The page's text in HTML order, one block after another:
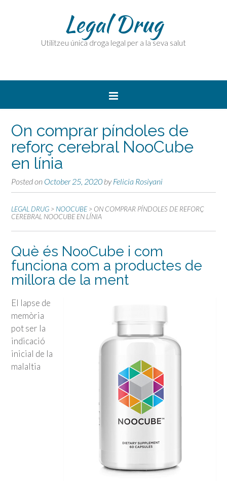
Legal Drug
Utilitzeu única droga legal per a la seva salut
On comprar píndoles de
reforç cerebral NooCube
en línia
Posted on October 25, 2020 byFelicia Rosiyani
LEGAL DRUG > NOOCUBE > ON COMPRAR PÍNDOLES DE REFORÇ
CEREBRAL NOOCUBE EN LÍNIA
Què és NooCube i com
funciona com a productes de
millora de la ment
El lapse de
memòria
pot ser la
indicació
inicial de la
malaltia